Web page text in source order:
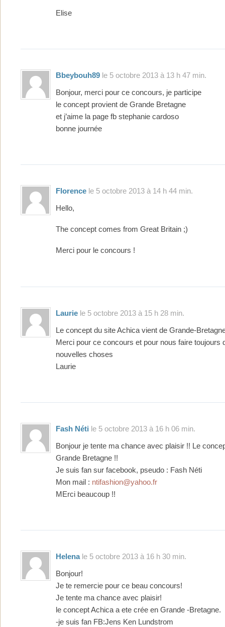
Elise
Bbeybouh89 le 5 octobre 2013 à 13 h 47 min.
Bonjour, merci pour ce concours, je participe
le concept provient de Grande Bretagne
et j’aime la page fb stephanie cardoso
bonne journée
Florence le 5 octobre 2013 à 14 h 44 min.
Hello,
The concept comes from Great Britain ;)
Merci pour le concours !
Laurie le 5 octobre 2013 à 15 h 28 min.
Le concept du site Achica vient de Grande-
Merci pour ce concours et pour nous faire toujours
nouvelles choses
Laurie
Fash Néti le 5 octobre 2013 à 16 h 06 min.
Bonjour je tente ma chance avec plaisir !! Le
Grande Bretagne !!
Je suis fan sur facebook, pseudo : Fash Néti
Mon mail : ntifashion@yahoo.fr
MErci beaucoup !!
Helenale 5 octobre 2013 à 16 h 30 min.
Bonjour!
Je te remercie pour ce beau concours!
Je tente ma chance avec plaisir!
le concept Achica a ete crée en Grande -Bretagne.
-je suis fan FB:Jens Ken Lundstrom